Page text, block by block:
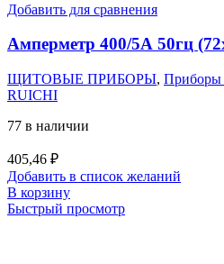
Добавить для сравнения
Амперметр 400/5А 50гц
ЩИТОВЫЕ ПРИБОРЫ, Приборы
RUICHI
77 в наличии
405,46 ₽
Добавить в список желаний
В корзину
Быстрый просмотр